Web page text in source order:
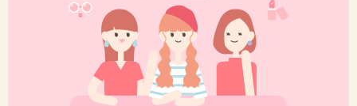
2018/02/08(木) 13:29:00
主題歌はCHEMISTRYかな
+5